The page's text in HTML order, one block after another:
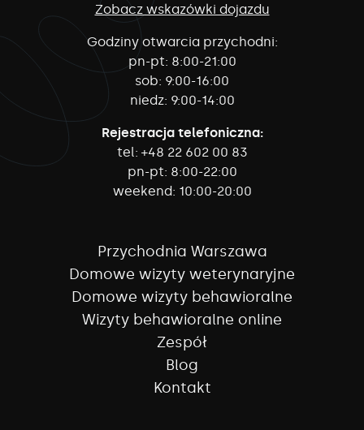
Zobacz wskazówki dojazdu
Godziny otwarcia przychodni:
pn-pt: 8:00-21:00
sob: 9:00-16:00
niedz: 9:00-14:00
Rejestracja telefoniczna:
tel: +48 22 602 00 83
pn-pt: 8:00-22:00
weekend: 10:00-20:00
Przychodnia Warszawa
Domowe wizyty weterynaryjne
Domowe wizyty behawioralne
Wizyty behawioralne online
Zespół
Blog
Kontakt